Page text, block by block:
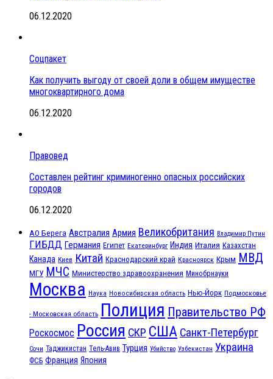
06.12.2020
Соцпакет
Как получить выгоду от своей доли в общем имуществе
многоквартирного дома
06.12.2020
Правовед
Составлен рейтинг криминогенно опасных российских
городов
06.12.2020
АО Берега Австралия Армия Великобритания Владимир Путин
ГИБДД Германия Египет Екатеринбург Индия Италия Казахстан
Канада Киев Китай Краснодарский край Красноярск Крым МВД
МГУ МЧС Министерство здравоохранения Минобрнауки
Москва Наука Новосибирская область Нью-Йорк Подмосковье
- Московская область Полиция Правительство РФ
Роскосмос Россия СКР США Санкт-Петербург
Сочи Таджикистан Тель-Авив Турция Убийство Узбекистан Украина
ФСБ Франция Япония